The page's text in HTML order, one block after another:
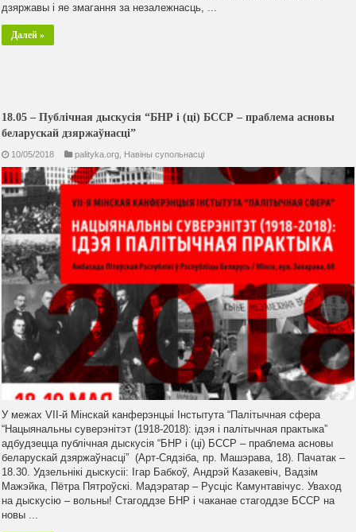
дзяржавы і яе змагання за незалежнасць, ...
Далей »
18.05 – Публічная дыскусія “БНР і (ці) БССР – праблема асновы
беларускай дзяржаўнасці”
10/05/2018 palityka.org Навiны супольнасцi
У межах VІI-й Мінскай канферэнцыі Інстытута “Палітычная сфера
“Нацыянальны суверэнітэт (1918-2018): ідэя і палітычная практыка”
адбудзецца публічная дыскусія “БНР і (ці) БССР – праблема асновы
беларускай дзяржаўнасці” (Арт-Сядзіба, пр. Машэрава, 18). Пачатак –
18.30. Удзельнікі дыскусіі: Ігар Бабкоў, Андрэй Казакевіч, Вадзім
Мажэйка, Пётра Пятроўскі. Мадэратар – Русціс Камунтавічус. Уваход
на дыскусію – вольны! Стагоддзе БНР і чаканае стагоддзе БССР на
новы ...